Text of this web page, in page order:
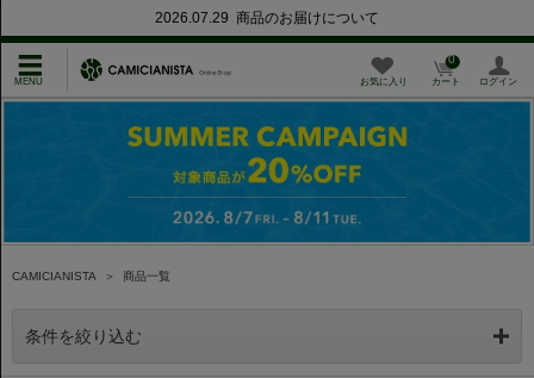
2026.07.29 商品のお届けについて
お気に入り カート
0
ログイン
CAMICIANISTA ＞ 商品一覧
条件を絞り込む